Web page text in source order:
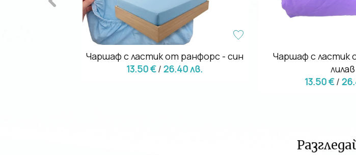
Чаршаф с ластик от ранфорс - син
13.50 € / 26.40 лв.
Чаршаф с ластик
лилав
13.50 € /